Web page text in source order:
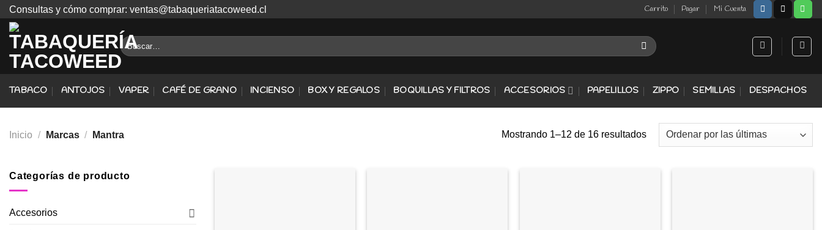
Skip
content
Consultas y cómo comprar: ventas@tabaqueriatacoweed.cl Carrito Pagar Mi Cuenta
Buscar
por:
TABACO ANTOJOS VAPER CAFÉ DE GRANO INCIENSO BOX Y REGALOS BOQUILLAS Y FILTROS ACCESORIOS PAPELILLOS ZIPPO SEMILLAS DESPACHOS
Inicio / Marcas / Mantra Mostrando 1–12 de 16 resultados
Categorías de producto
Accesorios